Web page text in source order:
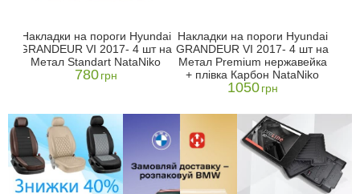
Накладки на пороги Hyundai
GRANDEUR VI 2017- 4 шт на
Метал Standart NataNiko
780 грн
Накладки на пороги Hyundai
GRANDEUR VI 2017- 4 шт на
Метал Premium нержавейка
+ плівка Карбон NataNiko
1050 грн